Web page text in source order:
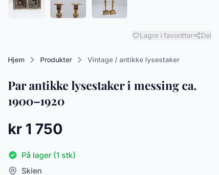
Lagre i favoritter Del
Hjem Produkter Vintage / antikke lysestaker
Par antikke lysestaker i messing ca.
1900–1920
kr 1 750
På lager (1 stk)
Skien